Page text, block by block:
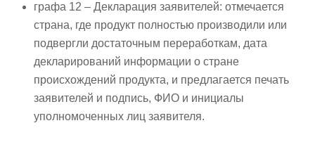
графа 12 – Декларация заявителей: отмечается
страна, где продукт полностью производили или
подвергли достаточным переработкам, дата
декларирований информации о стране
происхождений продукта, и предлагается печать
заявителей и подпись, ФИО и инициалы
уполномоченных лиц заявителя.